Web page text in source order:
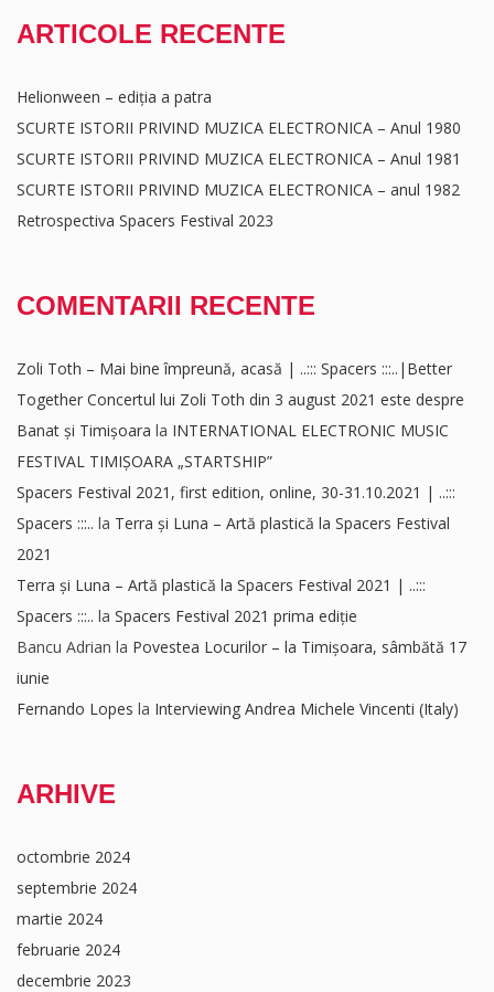
ARTICOLE RECENTE
Helionween – ediția a patra
SCURTE ISTORII PRIVIND MUZICA ELECTRONICA – Anul 1980
SCURTE ISTORII PRIVIND MUZICA ELECTRONICA – Anul 1981
SCURTE ISTORII PRIVIND MUZICA ELECTRONICA – anul 1982
Retrospectiva Spacers Festival 2023
COMENTARII RECENTE
Zoli Toth – Mai bine împreună, acasă | ..::: Spacers :::..|Better
Together Concertul lui Zoli Toth din 3 august 2021 este despre
Banat și Timișoara la INTERNATIONAL ELECTRONIC MUSIC
FESTIVAL TIMIȘOARA „STARTSHIP”
Spacers Festival 2021, first edition, online, 30-31.10.2021 | ..:::
Spacers :::.. la Terra și Luna – Artă plastică la Spacers Festival
2021
Terra și Luna – Artă plastică la Spacers Festival 2021 | ..:::
Spacers :::.. la Spacers Festival 2021 prima ediție
Bancu Adrian la Povestea Locurilor – la Timișoara, sâmbătă 17
iunie
Fernando Lopes la Interviewing Andrea Michele Vincenti (Italy)
ARHIVE
octombrie 2024
septembrie 2024
martie 2024
februarie 2024
decembrie 2023